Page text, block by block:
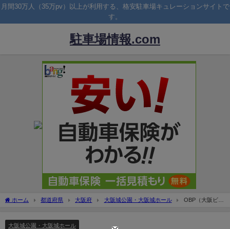
月間30万人（35万pv）以上が利用する、格安駐車場キュレーションサイトで
す。
駐車場情報.com
ホーム 都道府県 大阪府 大阪城公園・大阪城ホール
OBP（大阪ビジ
大阪城公園・大阪城ホール